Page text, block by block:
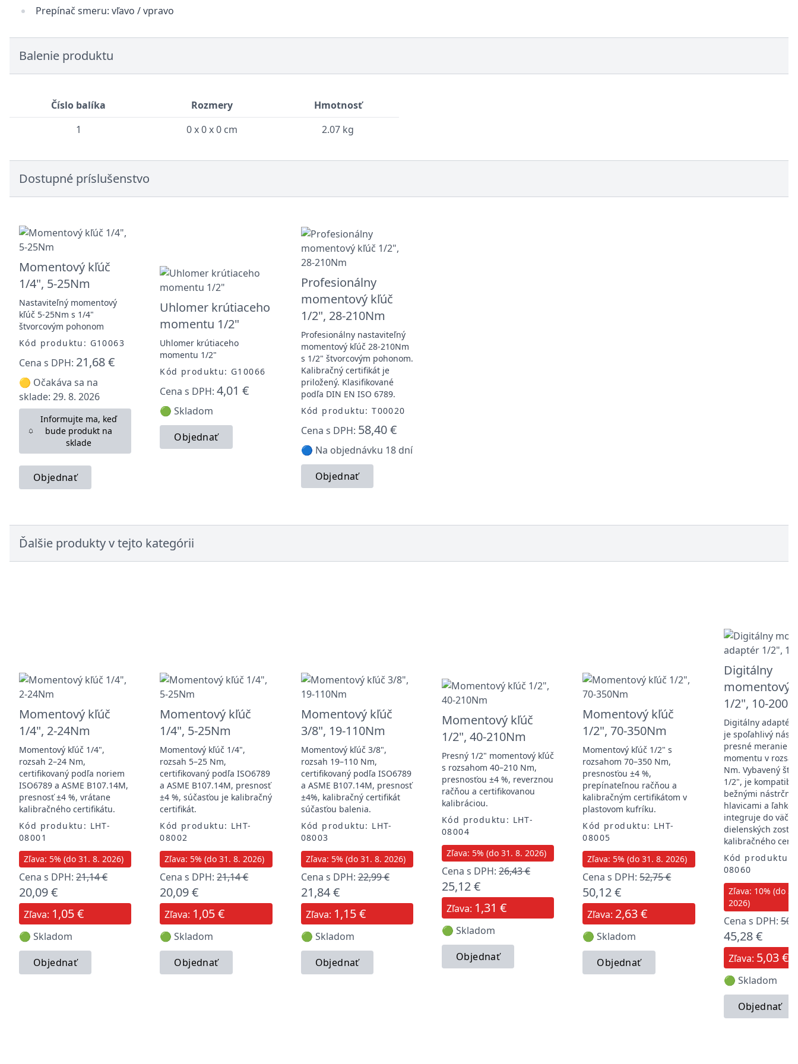
Prepínač smeru: vľavo / vpravo
Balenie produktu
Číslo balíka Rozmery
Hmotnosť
1
0 x 0 x 0 cm 2.07 kg
Dostupné príslušenstvo
Momentový kľúč
1/4", 5-25Nm
Nastaviteľný momentový
kľúč 5-25Nm s 1/4"
štvorcovým pohonom
Kód produktu: G10063
Cena s DPH: 21,68 €
🟡 Očakáva sa na
sklade: 29. 8. 2026
Informujte ma, keď
bude produkt na
sklade
Objednať
Uhlomer krútiaceho
momentu 1/2"
Uhlomer krútiaceho
momentu 1/2"
Kód produktu: G10066
Cena s DPH:4,01 €
🟢 Skladom
Objednať
Profesionálny
momentový kľúč
1/2", 28-210Nm
Profesionálny nastaviteľný
momentový kľúč 28-210Nm
s 1/2" štvorcovým pohonom.
Kalibračný certifikát je
priložený. Klasifikované
podľa DIN EN ISO 6789.
Kód produktu: T00020
Cena s DPH: 58,40 €
🔵 Na objednávku 18 dní
Objednať
Ďalšie produkty v tejto kategórii
Momentový kľúč
1/4", 2-24Nm
Momentový kľúč 1/4",
rozsah 2–24 Nm,
certifikovaný podľa noriem
ISO6789 a ASME B107.14M,
presnosť ±4 %, vrátane
kalibračného certifikátu.
Kód produktu: LHT-
08001
Zľava: 5% (do 31. 8. 2026)
Cena s DPH: 21,14 €
20,09 €
Zľava: 1,05 €
🟢 Skladom
Objednať
Momentový kľúč
1/4", 5-25Nm
Momentový kľúč 1/4",
rozsah 5–25 Nm,
certifikovaný podľa ISO6789
a ASME B107.14M, presnosť
±4 %, súčasťou je kalibračný
certifikát.
Kód produktu: LHT-
08002
Zľava: 5% (do 31. 8. 2026)
Cena s DPH:21,14 €
20,09 €
Zľava: 1,05 €
🟢 Skladom
Objednať
Momentový kľúč
3/8", 19-110Nm
Momentový kľúč 3/8",
rozsah 19–110 Nm,
certifikovaný podľa ISO6789
a ASME B107.14M, presnosť
±4%, kalibračný certifikát
súčasťou balenia.
Kód produktu: LHT-
08003
Zľava: 5% (do 31. 8. 2026)
Cena s DPH:22,99 €
21,84 €
Zľava: 1,15 €
🟢 Skladom
Objednať
Momentový kľúč
1/2", 40-210Nm
Presný 1/2" momentový kľúč
s rozsahom 40–210 Nm,
presnosťou ±4 %, reverznou
račňou a certifikovanou
kalibráciou.
Kód produktu: LHT-
08004
Zľava: 5% (do 31. 8. 2026)
Cena s DPH: 26,43 €
25,12 €
Zľava: 1,31 €
🟢 Skladom
Objednať
Momentový kľúč
1/2", 70-350Nm
Momentový kľúč 1/2" s
rozsahom 70–350 Nm,
presnosťou ±4 %,
prepínateľnou račňou a
kalibračným certifikátom v
plastovom kufríku.
Kód produktu: LHT-
08005
Zľava: 5% (do 31. 8. 2026)
Cena s DPH:52,75 €
50,12 €
Zľava: 2,63 €
🟢 Skladom
Objednať
Digitálny
momentový
1/2", 10-
Digitálny adaptér
je spoľahlivý
presné meranie
momentu v
Nm. Vybavený
1/2", je
bežnými
hlavicami a ľahko
integruje do
dielenských
kalibračného
Kód produktu:
08060
Zľava: 10% (do
2026)
Cena s DPH:
45,28 €
Zľava: 5,03 €
🟢 Skladom
Objednať